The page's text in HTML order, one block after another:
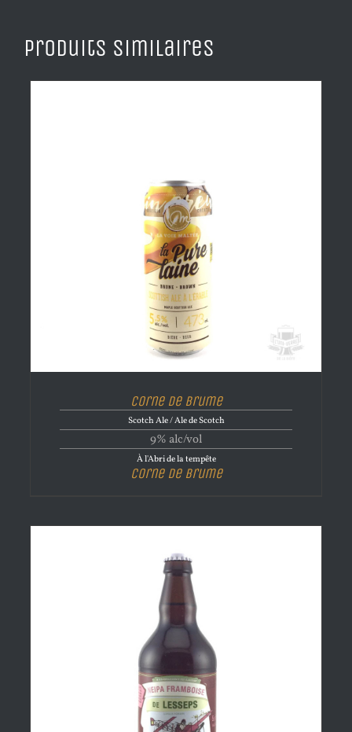
Produits similaires
Corne de brume
Scotch Ale / Ale de Scotch
9% alc/vol
À l'Abri de la tempête
Corne de brume